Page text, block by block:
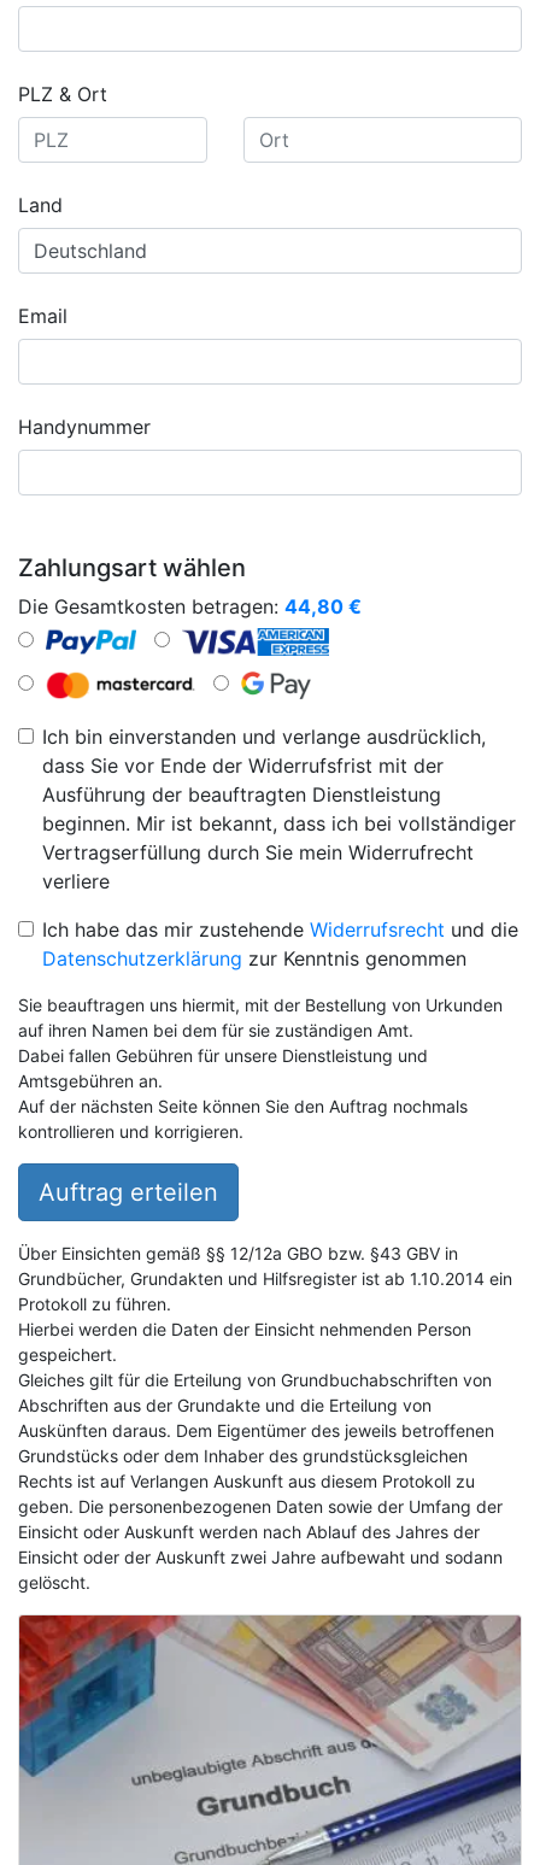
PLZ & Ort
Land
Email
Handynummer
Zahlungsart wählen
Die Gesamtkosten betragen: 44,80 €
Ich bin einverstanden und verlange ausdrücklich,
dass Sie vor Ende der Widerrufsfrist mit der
Ausführung der beauftragten Dienstleistung
beginnen. Mir ist bekannt, dass ich bei vollständiger
Vertragserfüllung durch Sie mein Widerrufrecht
verliere
Ich habe das mir zustehende Widerrufsrecht und die
Datenschutzerklärung zur Kenntnis genommen
Sie beauftragen uns hiermit, mit der Bestellung von Urkunden
auf ihren Namen bei dem für sie zuständigen Amt.
Dabei fallen Gebühren für unsere Dienstleistung und
Amtsgebühren an.
Auf der nächsten Seite können Sie den Auftrag nochmals
kontrollieren und korrigieren.
Auftrag erteilen
Über Einsichten gemäß §§ 12/12a GBO bzw. §43 GBV in
Grundbücher, Grundakten und Hilfsregister ist ab 1.10.2014 ein
Protokoll zu führen.
Hierbei werden die Daten der Einsicht nehmenden Person
gespeichert.
Gleiches gilt für die Erteilung von Grundbuchabschriften von
Abschriften aus der Grundakte und die Erteilung von
Auskünften daraus. Dem Eigentümer des jeweils betroffenen
Grundstücks oder dem Inhaber des grundstücksgleichen
Rechts ist auf Verlangen Auskunft aus diesem Protokoll zu
geben. Die personenbezogenen Daten sowie der Umfang der
Einsicht oder Auskunft werden nach Ablauf des Jahres der
Einsicht oder der Auskunft zwei Jahre aufbewaht und sodann
gelöscht.